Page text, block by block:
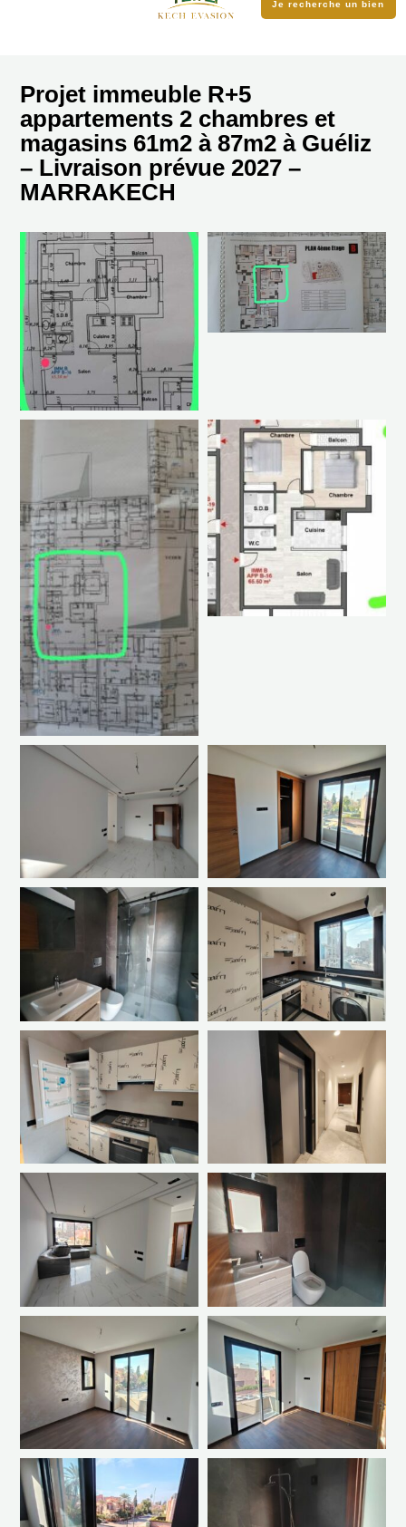
Je recherche un bien
Projet immeuble R+5
appartements 2 chambres et
magasins 61m2 à 87m2 à Guéliz
– Livraison prévue 2027 –
MARRAKECH